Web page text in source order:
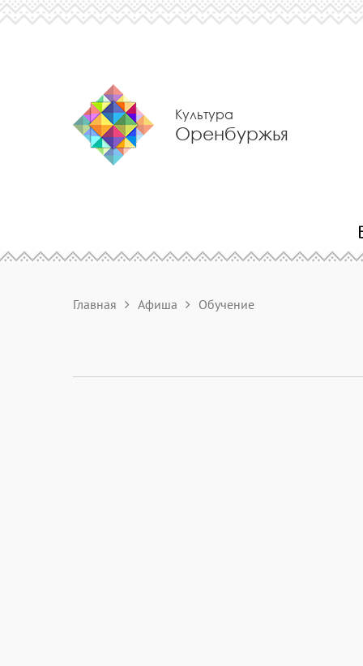
Культура
Оренбуржья
Главная Афиша Обучение